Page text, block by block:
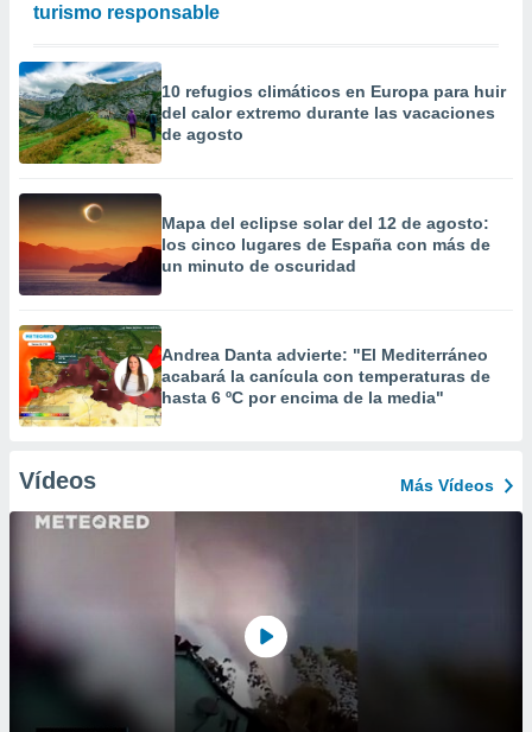
turismo responsable
10 refugios climáticos en Europa para huir
del calor extremo durante las vacaciones
de agosto
Mapa del eclipse solar del 12 de agosto:
los cinco lugares de España con más de
un minuto de oscuridad
Andrea Danta advierte: "El Mediterráneo
acabará la canícula con temperaturas de
hasta 6 ºC por encima de la media"
Vídeos Más Vídeos